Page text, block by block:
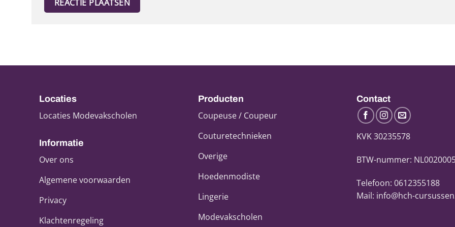
Locaties
Locaties Modevakscholen
Informatie
Over ons
Algemene voorwaarden
Privacy
Klachtenregeling
Producten
Coupeuse / Coupeur
Couturetechnieken
Overige
Hoedenmodiste
Lingerie
Modevakscholen
Contact
KVK 30235578
BTW-nummer:
Telefoon: 0612355188
Mail: info@hch-